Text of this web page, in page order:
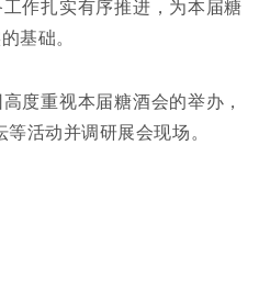
作扎实有序推进，为本届糖
基础。
度重视本届糖酒会的举办，
活动并调研展会现场。